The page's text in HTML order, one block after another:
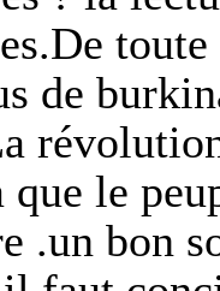
de
que le
.un bon